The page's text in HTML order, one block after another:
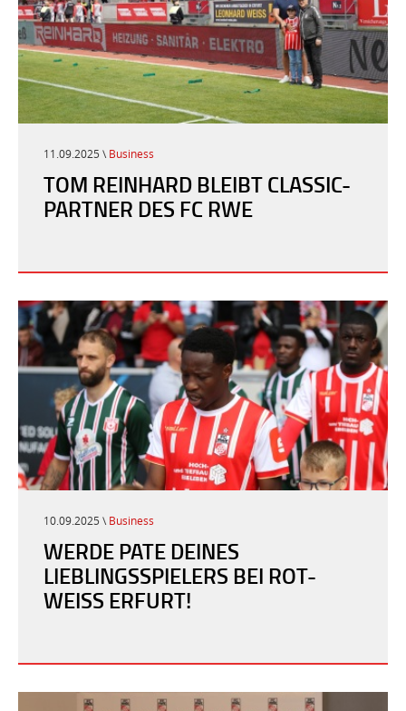
11.09.2025 \ Business
TOM REINHARD BLEIBT CLASSIC-
PARTNER DES FC RWE
10.09.2025 \ Business
WERDE PATE DEINES
LIEBLINGSSPIELERS BEI ROT-
WEISS ERFURT!